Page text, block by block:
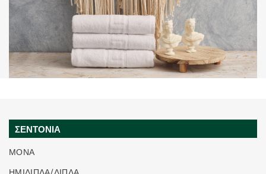
ΣΕΝΤΟΝΙΑ
ΜΟΝΑ